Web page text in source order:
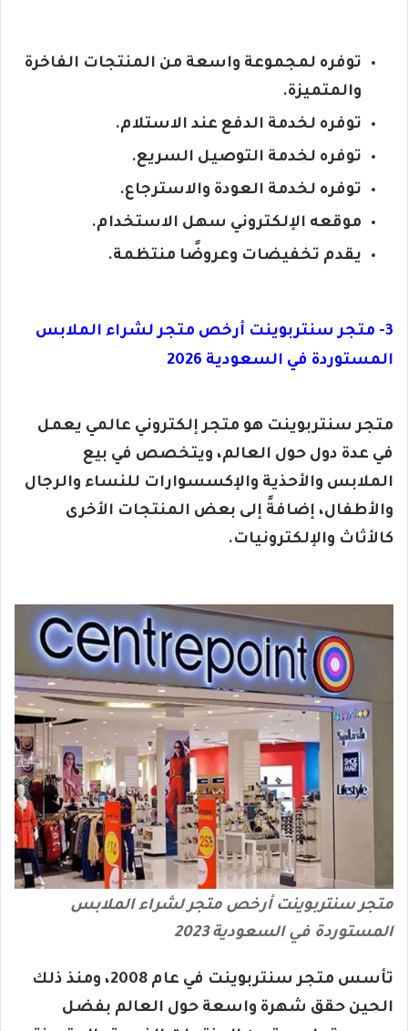
توفره لمجموعة واسعة من المنتجات الفاخرة
والمتميزة.
توفره لخدمة الدفع عند الاستلام.
توفره لخدمة التوصيل السريع.
توفره لخدمة العودة والاسترجاع.
موقعه الإلكتروني سهل الاستخدام.
يقدم تخفيضات وعروضًا منتظمة.
3- متجر سنتربوينت أرخص متجر لشراء الملابس
المستوردة في السعودية 2026
متجر سنتربوينت هو متجر إلكتروني عالمي يعمل
في عدة دول حول العالم، ويتخصص في بيع
الملابس والأحذية والإكسسوارات للنساء والرجال
والأطفال، إضافةً إلى بعض المنتجات الأخرى
كالأثاث والإلكترونيات.
متجر سنتربوينت أرخص متجر لشراء الملابس
المستوردة في السعودية 2023
تأسس متجر سنتربوينت في عام 2008، ومنذ ذلك
الحين حقق شهرة واسعة حول العالم بفضل